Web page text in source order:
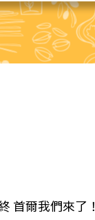
首爾我們來了！